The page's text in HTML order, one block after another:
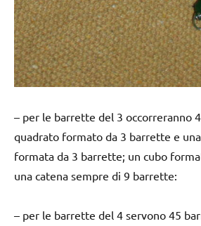
– per le barrette del 3 occorreranno
quadrato formato da 3 barrette e
formata da 3 barrette; un cubo
una catena sempre di 9 barrette:
– per le barrette del 4 servono 45